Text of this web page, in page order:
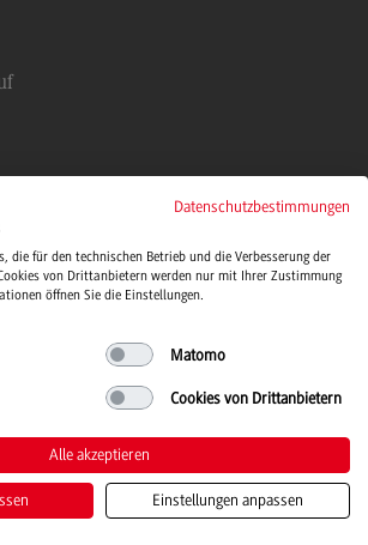
Duale Hochschule Baden-Württemberg
Barrierefreiheit Leichte Sprache
Datenschutzbestimmungen
die für den technischen Betrieb und die Verbesserung der
von Drittanbietern werden nur mit Ihrer Zustimmung
öffnen Sie die Einstellungen.
Matomo
Cookies von Drittanbietern
Alle akzeptieren
Einstellungen anpassen